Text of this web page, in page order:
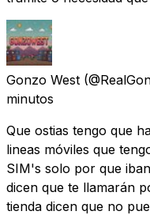
Gonzo West
minutos
Que ostias tengo que
lineas móviles que
SIM's solo por que
dicen que te llamarán
tienda dicen que no